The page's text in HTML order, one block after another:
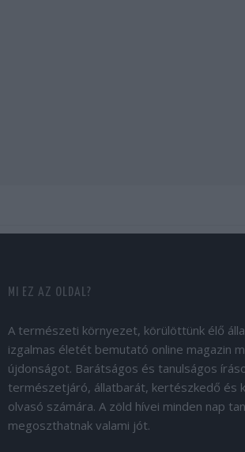
MI EZ AZ OLDAL?
A természeti környezet, körülöttünk élő
izgalmas életét bemutató online magazin
újdonságot. Barátságos és tanulságos
természetjáró, állatbarát, kertészkedő és
olvasó számára. A zöld hívei minden nap
megoszthatnak valami jót.